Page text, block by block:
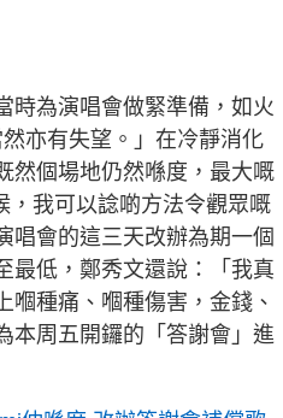
時為演唱會做緊準備，如火
亦有失望。」在冷靜消化
然個場地仍然喺度，最大嘅
，我可以諗啲方法令觀眾嘅
唱會的這三天改辦為期一個
最低，鄭秀文還說：「我真
種痛、嗰種傷害，金錢、
本周五開鑼的「答謝會」進